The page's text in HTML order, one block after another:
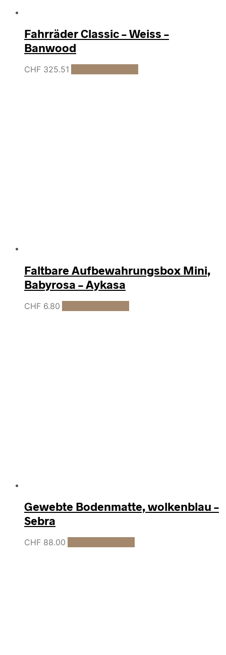
Fahrräder Classic – Weiss –
Banwood
CHF 325.51
Faltbare Aufbewahrungsbox Mini,
Babyrosa – Aykasa
CHF 6.80
Gewebte Bodenmatte, wolkenblau –
Sebra
CHF 88.00